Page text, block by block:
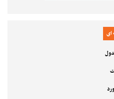
ای